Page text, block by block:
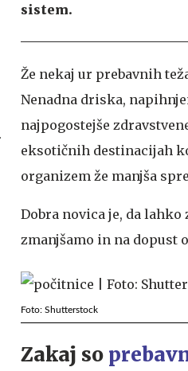
sistem.
Že nekaj ur prebavnih
Nenadna driska,
najpogostejše
eksotičnih destinacijah
organizem že manjša
Dobra novica je, da
zmanjšamo in na dopust
Foto: Shutterstock
Zakaj so